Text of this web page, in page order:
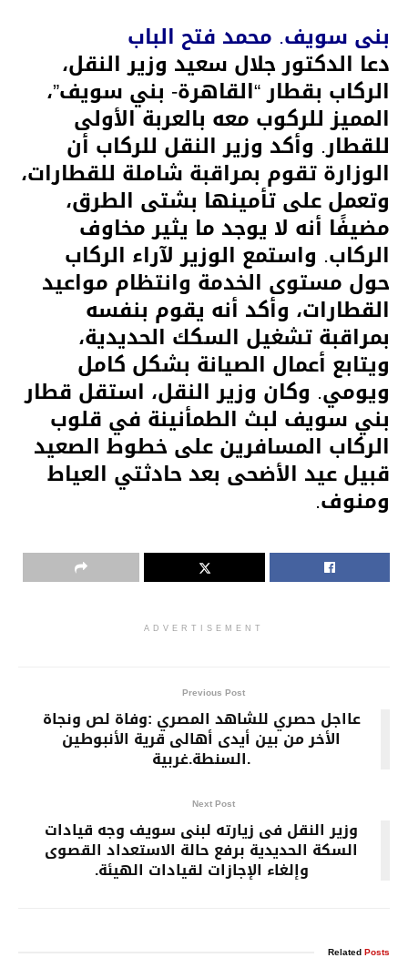
بنى سويف. محمد فتح الباب
دعا الدكتور جلال سعيد وزير النقل،
الركاب بقطار “القاهرة- بني سويف”،
المميز للركوب معه بالعربة الأولى
للقطار. وأكد وزير النقل للركاب أن
الوزارة تقوم بمراقبة شاملة للقطارات،
وتعمل على تأمينها بشتى الطرق،
مضيفًا أنه لا يوجد ما يثير مخاوف
الركاب. واستمع الوزير لآراء الركاب
حول مستوى الخدمة وانتظام مواعيد
القطارات، وأكد أنه يقوم بنفسه
بمراقبة تشغيل السكك الحديدية،
ويتابع أعمال الصيانة بشكل كامل
ويومي. وكان وزير النقل، استقل قطار
بني سويف لبث الطمأنينة في قلوب
الركاب المسافرين على خطوط الصعيد
قبيل عيد الأضحى بعد حادثتي العياط
ومنوف.
ADVERTISEMENT
Previous Post
عااجل حصري للشاهد المصري :وفاة لص ونجاة
الأخر من بين أيدى أهالى قرية الأنبوطين
.السنطة.غربية
Next Post
وزير النقل فى زيارته لبنى سويف وجه قيادات
السكة الحديدية برفع حالة الاستعداد القصوى
وإلغاء الإجازات لقيادات الهيئة.
RelatedPosts